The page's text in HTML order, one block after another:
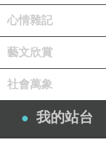
心情雜記
藝文欣賞
社會萬象
我的站台